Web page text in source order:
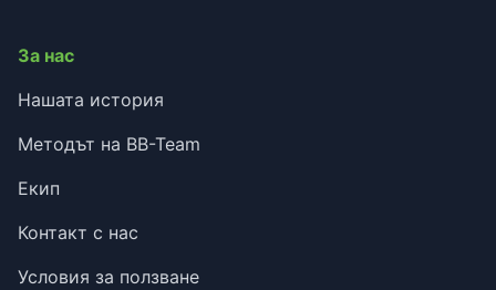
За нас
Нашата история
Методът на BB-Team
Екип
Контакт с нас
Условия за ползване